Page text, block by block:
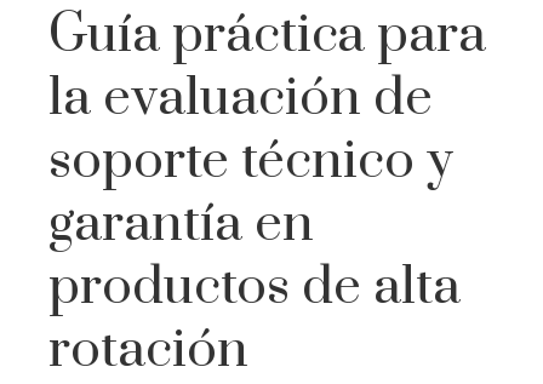
Guía práctica para
la evaluación de
soporte técnico y
garantía en
productos de alta
rotación